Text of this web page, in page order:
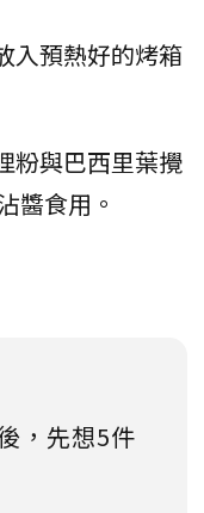
入預熱好的烤箱
粉與巴西里葉攪
醬食用。
，先想5件